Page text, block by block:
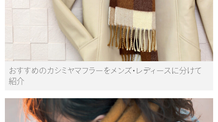
おすすめのカシミヤマフラーをメンズ・レディースに分けて
紹介